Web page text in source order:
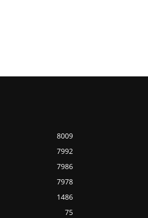
8009
7992
7986
7978
1486
75